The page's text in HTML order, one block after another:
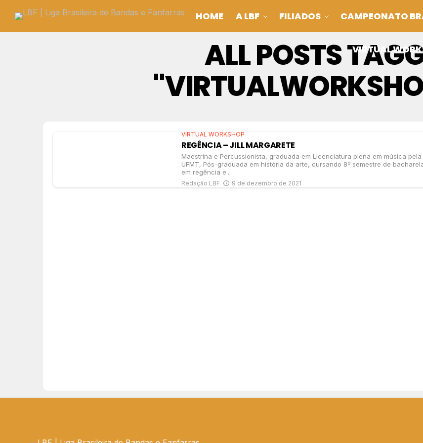
HOME A LBF FILIADOS CAMPEONATO
VIRTUAL
ALL POSTS
VIRTUAL WORKSHOP
REGÊNCIA – JILL MARGARETE
Maestrina e Percussionista, graduada em Licenciatura plena em música pela
UFMT, Pós-graduada em história da arte, cursando 8º semestre de
em regência e...
Redação LBF 9 de dezembro de 2021